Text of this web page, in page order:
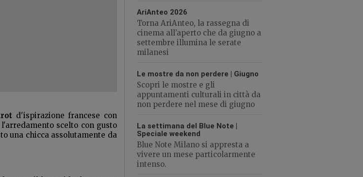
d'ispirazione francese con
scelto con gusto
una chicca assolutamente da
AriAnteo 2026
Torna AriAnteo, la rassegna di
cinema all’aperto che da giugno a
settembre illumina le serate
milanesi
Le mostre da non perdere | Giugno
Scopri le mostre e gli
appuntamenti culturali in città da
non perdere nel mese di giugno
La settimana del Blue Note |
Speciale weekend
Blue Note Milano si appresta a
vivere un mese particolarmente
intenso.